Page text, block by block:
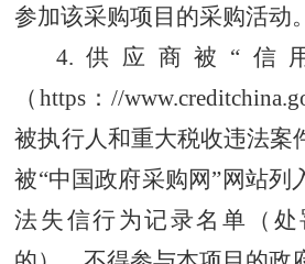
参加该采购项目的采购活动。
4.供应商被“信
（https：//
被执行人和重大税收违法案
被“中国政府采购网”网站列
法失信行为记录名单（